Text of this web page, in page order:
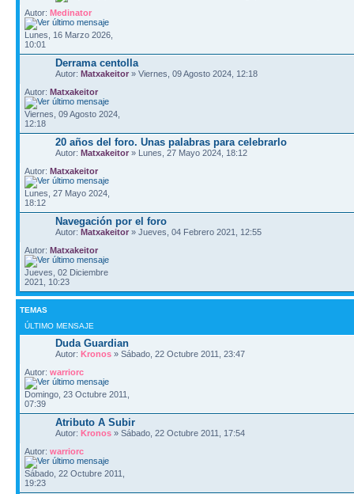
Autor: Medinator
Lunes, 16 Marzo 2026,
10:01
Derrama centolla
Autor: Matxakeitor » Viernes, 09 Agosto 2024, 12:18
Autor: Matxakeitor
Viernes, 09 Agosto 2024,
12:18
20 años del foro. Unas palabras para celebrarlo
Autor: Matxakeitor » Lunes, 27 Mayo 2024, 18:12
Autor: Matxakeitor
Lunes, 27 Mayo 2024,
18:12
Navegación por el foro
Autor: Matxakeitor » Jueves, 04 Febrero 2021, 12:55
Autor: Matxakeitor
Jueves, 02 Diciembre
2021, 10:23
TEMAS
ÚLTIMO MENSAJE
Duda Guardian
Autor: Kronos » Sábado, 22 Octubre 2011, 23:47
Autor: warriorc
Domingo, 23 Octubre 2011,
07:39
Atributo A Subir
Autor: Kronos » Sábado, 22 Octubre 2011, 17:54
Autor: warriorc
Sábado, 22 Octubre 2011,
19:23